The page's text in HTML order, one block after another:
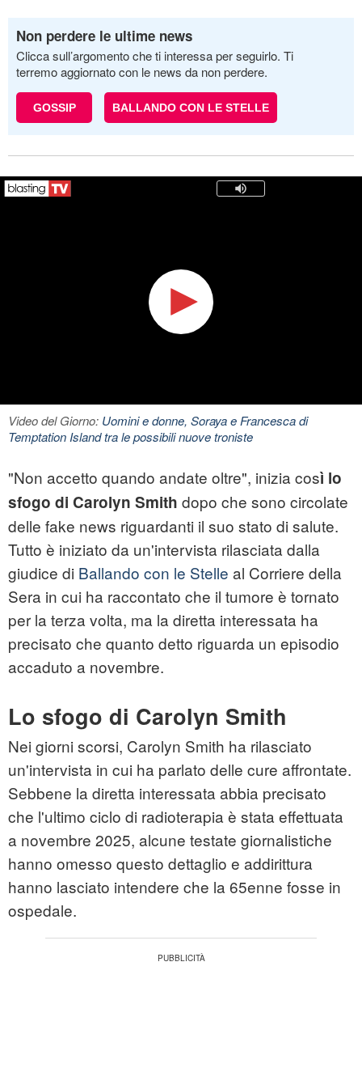
Non perdere le ultime news
Clicca sull’argomento che ti interessa per seguirlo. Ti
terremo aggiornato con le news da non perdere.
GOSSIP BALLANDO CON LE STELLE
Video del Giorno: Uomini e donne, Soraya e Francesca di
Temptation Island tra le possibili nuove troniste
"Non accetto quando andate oltre", inizia così lo
sfogo di Carolyn Smith dopo che sono circolate
delle fake news riguardanti il suo stato di salute.
Tutto è iniziato da un'intervista rilasciata dalla
giudice di Ballando con le Stelle al Corriere della
Sera in cui ha raccontato che il tumore è tornato
per la terza volta, ma la diretta interessata ha
precisato che quanto detto riguarda un episodio
accaduto a novembre.
Lo sfogo di Carolyn Smith
Nei giorni scorsi, Carolyn Smith ha rilasciato
un'intervista in cui ha parlato delle cure affrontate.
Sebbene la diretta interessata abbia precisato
che l'ultimo ciclo di radioterapia è stata effettuata
a novembre 2025, alcune testate giornalistiche
hanno omesso questo dettaglio e addirittura
hanno lasciato intendere che la 65enne fosse in
ospedale.